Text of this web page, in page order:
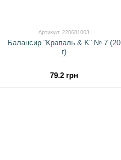
Артикул: 220681003
Балансир "Крапаль & K" № 7 (20
г)
79.2 грн